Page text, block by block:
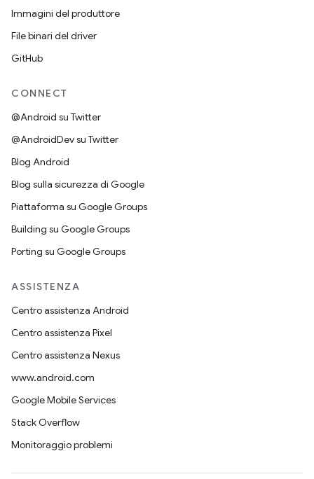
Immagini del produttore
File binari del driver
GitHub
CONNECT
@Android su Twitter
@AndroidDev su Twitter
Blog Android
Blog sulla sicurezza di Google
Piattaforma su Google Groups
Building su Google Groups
Porting su Google Groups
ASSISTENZA
Centro assistenza Android
Centro assistenza Pixel
Centro assistenza Nexus
www.android.com
Google Mobile Services
Stack Overflow
Monitoraggio problemi